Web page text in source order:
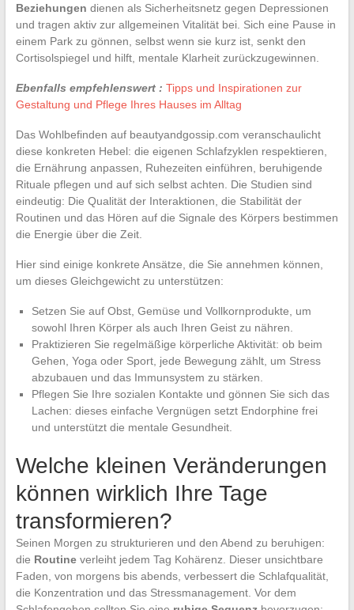
Beziehungen dienen als Sicherheitsnetz gegen Depressionen
und tragen aktiv zur allgemeinen Vitalität bei. Sich eine Pause in
einem Park zu gönnen, selbst wenn sie kurz ist, senkt den
Cortisolspiegel und hilft, mentale Klarheit zurückzugewinnen.
Ebenfalls empfehlenswert : Tipps und Inspirationen zur
Gestaltung und Pflege Ihres Hauses im Alltag
Das Wohlbefinden auf beautyandgossip.com veranschaulicht
diese konkreten Hebel: die eigenen Schlafzyklen respektieren,
die Ernährung anpassen, Ruhezeiten einführen, beruhigende
Rituale pflegen und auf sich selbst achten. Die Studien sind
eindeutig: Die Qualität der Interaktionen, die Stabilität der
Routinen und das Hören auf die Signale des Körpers bestimmen
die Energie über die Zeit.
Hier sind einige konkrete Ansätze, die Sie annehmen können,
um dieses Gleichgewicht zu unterstützen:
Setzen Sie auf Obst, Gemüse und Vollkornprodukte, um
sowohl Ihren Körper als auch Ihren Geist zu nähren.
Praktizieren Sie regelmäßige körperliche Aktivität: ob beim
Gehen, Yoga oder Sport, jede Bewegung zählt, um Stress
abzubauen und das Immunsystem zu stärken.
Pflegen Sie Ihre sozialen Kontakte und gönnen Sie sich das
Lachen: dieses einfache Vergnügen setzt Endorphine frei
und unterstützt die mentale Gesundheit.
Welche kleinen Veränderungen
können wirklich Ihre Tage
transformieren?
Seinen Morgen zu strukturieren und den Abend zu beruhigen:
die Routineverleiht jedem Tag Kohärenz. Dieser unsichtbare
Faden, von morgens bis abends, verbessert die Schlafqualität,
die Konzentration und das Stressmanagement. Vor dem